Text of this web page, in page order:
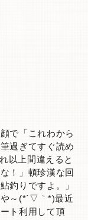
で「これわから
過ぎてすぐ読め
以上間違えると
！」頓珍漢な回
釣りですよ。」
～(*´▽｀*)最近
ト利用して頂